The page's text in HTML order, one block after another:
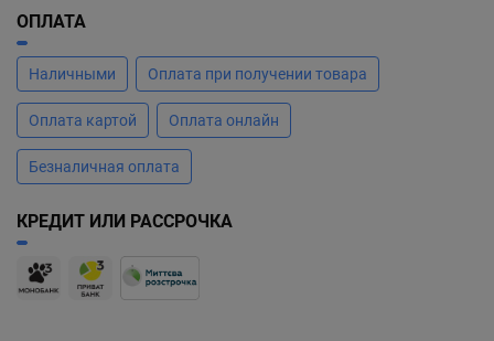
ОПЛАТА
Наличными Оплата при получении товара
Оплата картой Оплата онлайн
Безналичная оплата
КРЕДИТ ИЛИ РАССРОЧКА